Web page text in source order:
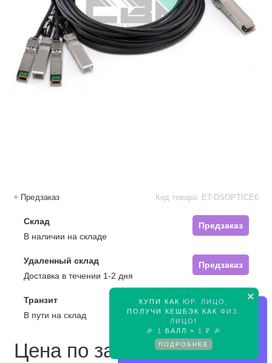
×
КУПИ КАК ЮР. ЛИЦО
ПОЛУЧИ КЕШБЭК КАК ФИЗ.
ЛИЦО !
🎉
1 БАЛЛ = 1 ₽ 🎉
ПОДРОБНЕЕ
Предзаказ Код товара: ET-DSOPTICE6
Склад
Предзаказ
В наличии на складе
Удаленный склад
Предзаказ
Доставка в течении 1-2 дня
Транзит
Предзаказ
В пути на склад
Цена по запросу